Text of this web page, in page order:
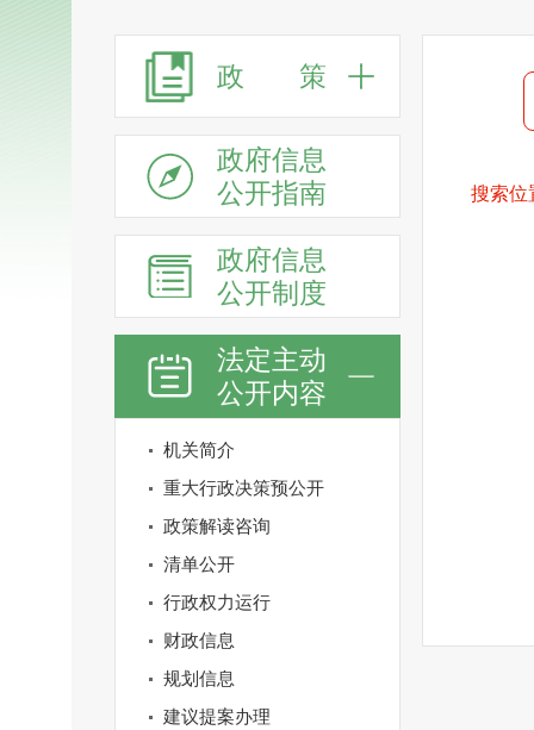
政 策
政府信息
公开指南
政府信息
公开制度
法定主动
公开内容
机关简介
重大行政决策预公开
政策解读咨询
清单公开
行政权力运行
财政信息
规划信息
建议提案办理
搜索位